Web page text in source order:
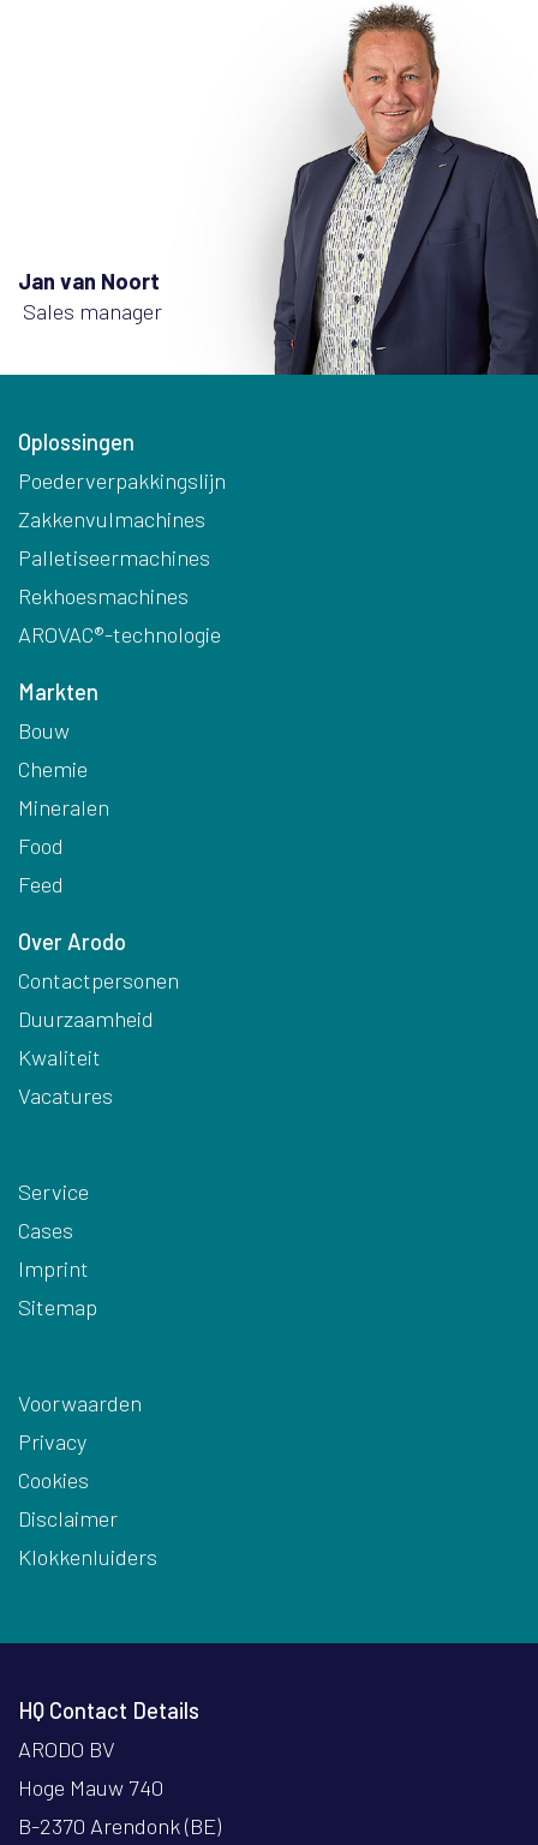
Jan van Noort
Sales manager
Oplossingen
Poederverpakkingslijn
Zakkenvulmachines
Palletiseermachines
Rekhoesmachines
AROVAC®-technologie
Markten
Bouw
Chemie
Mineralen
Food
Feed
Over Arodo
Contactpersonen
Duurzaamheid
Kwaliteit
Vacatures
Service
Cases
Imprint
Sitemap
Voorwaarden
Privacy
Cookies
Disclaimer
Klokkenluiders
HQ Contact Details
ARODO BV
Hoge Mauw 740
B-2370 Arendonk (BE)